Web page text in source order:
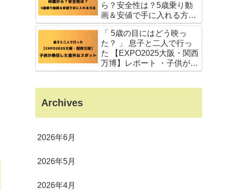
ら？安全性は？5歳乗り動
画＆安値で手に入れる方法
を公開
「 5歳の目にはどう映っ
た？ 」 息子と二人で行っ
た 【EXPO2025大阪・関西
万博】レポート ・子供が熱
狂した意外なスポット
Archives
2026年6月
2026年5月
2026年4月